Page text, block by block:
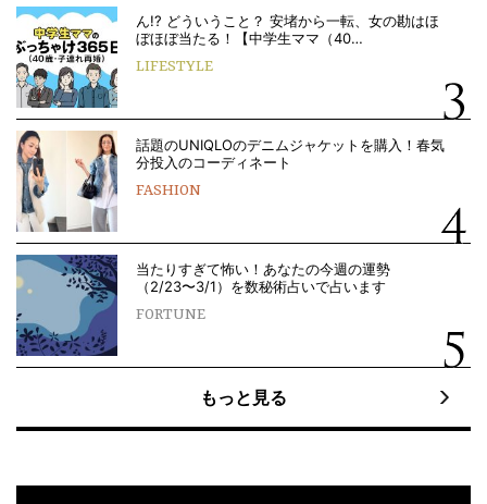
ん!? どういうこと？ 安堵から一転、女の勘はほ
ぼほぼ当たる！【中学生ママ（40…
LIFESTYLE
話題のUNIQLOのデニムジャケットを購入！春気
分投入のコーディネート
FASHION
当たりすぎて怖い！あなたの今週の運勢
（2/23〜3/1）を数秘術占いで占います
FORTUNE
もっと見る